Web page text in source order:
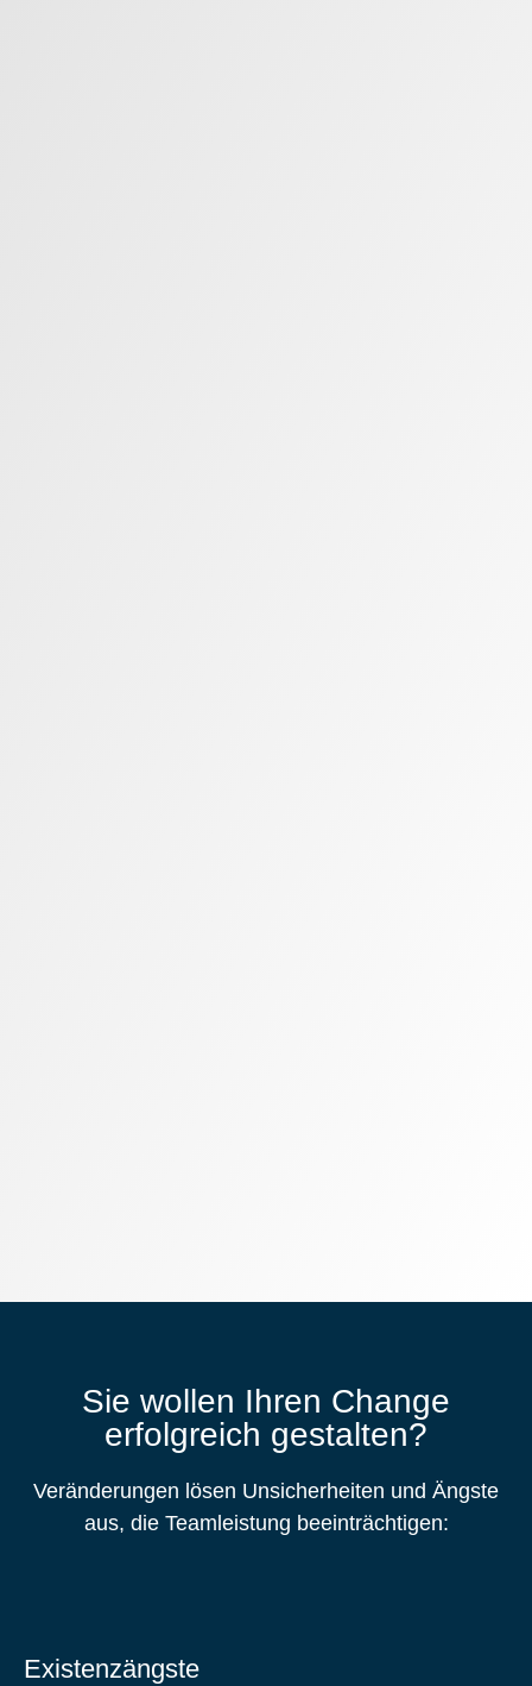
Sie wollen Ihren Change
erfolgreich gestalten?
Veränderungen lösen Unsicherheiten und Ängste
aus, die Teamleistung beeinträchtigen:
Existenzängste